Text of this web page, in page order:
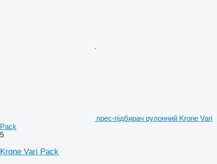
прес-підбирач рулонний Krone Vari
Pack
5
Krone Vari Pack